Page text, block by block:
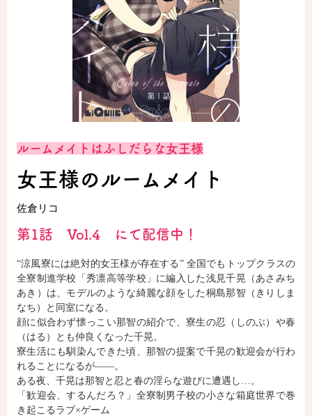
オーバーラップノベルスf
ロサージュノベルス
コミックガルド
リキューレ
コミックパルフェ
ルームメイトはふしだらな女王様
女王様のルームメイト
佐倉リコ
第1話 Vol.4 にて配信中！
“涼風寮には絶対的女王様が存在する” 全国でもトップクラスの
全寮制進学校「秀凛高等学校」に編入した浅見千晃（あさみち
あき）は、モデルのような綺麗な顔をした桐島那智（きりしま
なち）と同室になる。
顔に似合わず懐っこい那智の紹介で、寮生の忍（しのぶ）や春
（はる）とも仲良くなった千晃。
寮生活にも馴染んできた頃、那智の提案で千晃の歓迎会が行わ
れることになるが――。
ある夜、千晃は那智と忍と春の淫らな遊びに遭遇し…。
「歓迎会、するんだろ？」全寮制男子校の小さな箱庭世界で巻
き起こるラブ×ゲーム